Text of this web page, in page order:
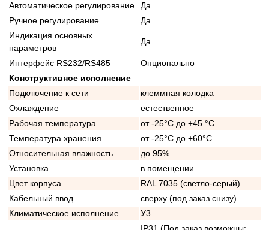
Автоматическое регулирование
Да
Ручное регулирование
Да
Индикация основных
параметров
Да
Интерфейс RS232/RS485
Опционально
Конструктивное исполнение
Подключение к сети
клеммная колодка
Охлаждение
естественное
Рабочая температура
от -25°C до +45 °C
Температура хранения
от -25°C до +60°C
Относительная влажность
до 95%
Установка
в помещении
Цвет корпуса
RAL 7035 (светло-серый)
Кабельный ввод
сверху (под заказ снизу)
Климатическое исполнение
У3